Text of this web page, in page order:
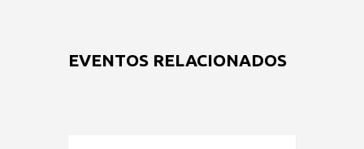
EVENTOS RELACIONADOS